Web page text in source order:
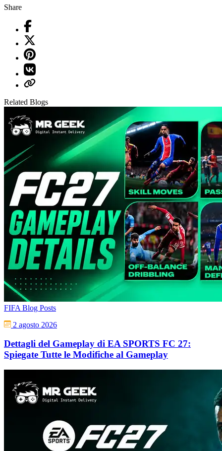
Share
Related Blogs
FIFA Blog Posts
2 agosto 2026
Dettagli del Gameplay di EA SPORTS FC 27:
Spiegate Tutte le Modifiche al Gameplay